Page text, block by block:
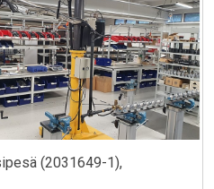
(2031649-1),